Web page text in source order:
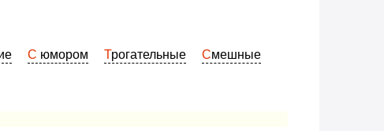
С юмором Трогательные
Смешные